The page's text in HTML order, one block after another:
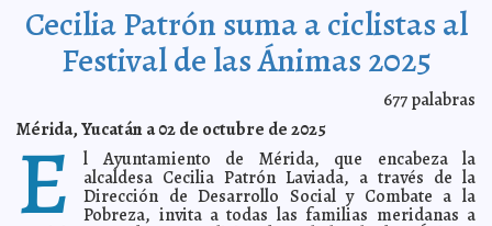
de seis nuevas unidades en la ruta Halachó–Mérida A7
Cuida Cecilia Patrón de las mujeres meridanas con
servicios de salud gratuitos. A7
Samuel Lizama Gasca inicia campaña de fumigación en
2025-10-08 22:15:26 Renacimiento Verde avanza en el oriente yucateco
2025-10-08 22:09:04 SSP refuerza seguridad vial en zonas escolares A7
2025-10-07 22:42:50 DIF Yucatán y la Beneficencia Pública inician entrega
de lentes de armazón en apoyo a personas en situación de
vulnerabilidad A7
Cecilia Patrón suma a ciclistas al
Festival de las Ánimas 2025
677palabras
Mérida, Yucatán a 02 de octubre de 2025
E l Ayuntamiento de Mérida, que encabeza la
alcaldesa Cecilia Patrón Laviada, a través de la
Dirección de Desarrollo Social y Combate a la
Pobreza, invita a todas las familias meridanas a